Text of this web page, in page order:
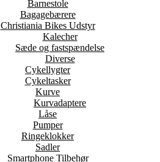
Barnestole
Bagagebærere
Christiania Bikes Udstyr
Kalecher
Sæde og fastspændelse
Diverse
Cykellygter
Cykeltasker
Kurve
Kurvadaptere
Låse
Pumper
Ringeklokker
Sadler
Smartphone Tilbehør